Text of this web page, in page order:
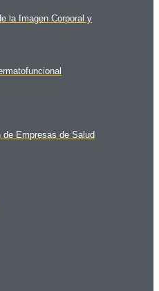
la Imagen Corporal y
Empresas de Salud